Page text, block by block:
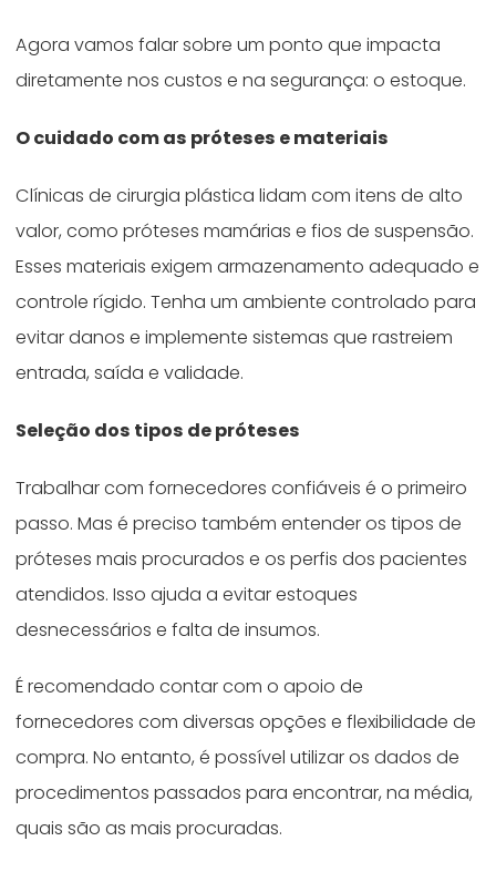
Agora vamos falar sobre um ponto que impacta
diretamente nos custos e na segurança: o estoque.
O cuidado com as próteses e materiais
Clínicas de cirurgia plástica lidam com itens de alto
valor, como próteses mamárias e fios de suspensão.
Esses materiais exigem armazenamento adequado e
controle rígido. Tenha um ambiente controlado para
evitar danos e implemente sistemas que rastreiem
entrada, saída e validade.
Seleção dos tipos de próteses
Trabalhar com fornecedores confiáveis é o primeiro
passo. Mas é preciso também entender os tipos de
próteses mais procurados e os perfis dos pacientes
atendidos. Isso ajuda a evitar estoques
desnecessários e falta de insumos.
É recomendado contar com o apoio de
fornecedores com diversas opções e flexibilidade de
compra. No entanto, é possível utilizar os dados de
procedimentos passados para encontrar, na média,
quais são as mais procuradas.